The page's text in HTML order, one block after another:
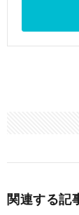
関連する記